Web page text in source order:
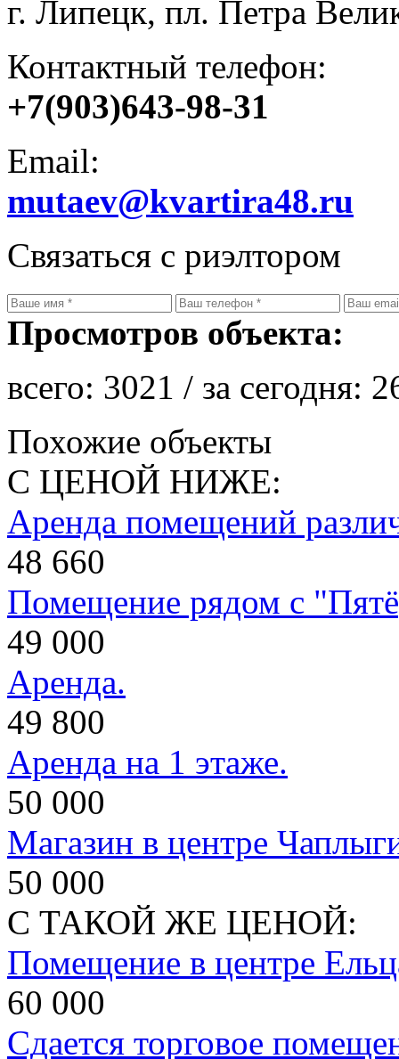
г. Липецк, пл. Петра
Контактный телефон:
+7(903)643-98-31
Email:
mutaev@kvartira48.ru
Связаться с риэлтором
Просмотров объекта:
всего: 3021 / за сегодня:
Похожие объекты
С ЦЕНОЙ НИЖЕ:
Аренда помещений
48 660
Помещение рядом с
49 000
Аренда.
49 800
Аренда на 1 этаже.
50 000
Магазин в центре
50 000
С ТАКОЙ ЖЕ ЦЕНОЙ:
Помещение в центре
60 000
Сдается торговое